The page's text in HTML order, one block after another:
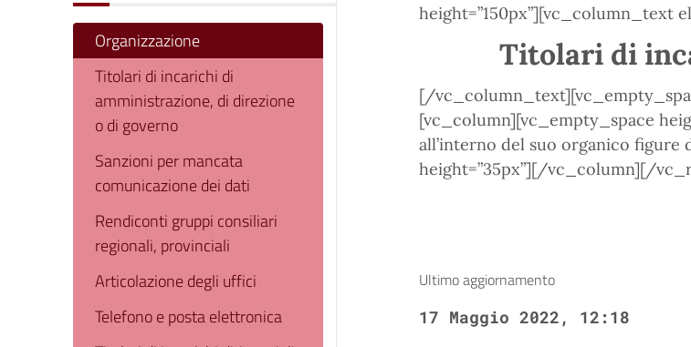
Organizzazione
Titolari di incarichi di
amministrazione, di direzione
o di governo
Sanzioni per mancata
comunicazione dei dati
Rendiconti gruppi consiliari
regionali, provinciali
Articolazione degli uffici
Telefono e posta elettronica
height=”150px”][vc_column_text
Titolari di
[/
[vc_column][vc_empty_space
all’interno del suo organico
height=”35px”][/vc_column][/
Ultimo aggiornamento
17 Maggio 2022, 12:18